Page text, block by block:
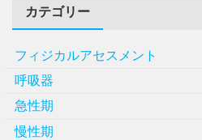
カテゴリー
フィジカルアセスメント
呼吸器
急性期
慢性期